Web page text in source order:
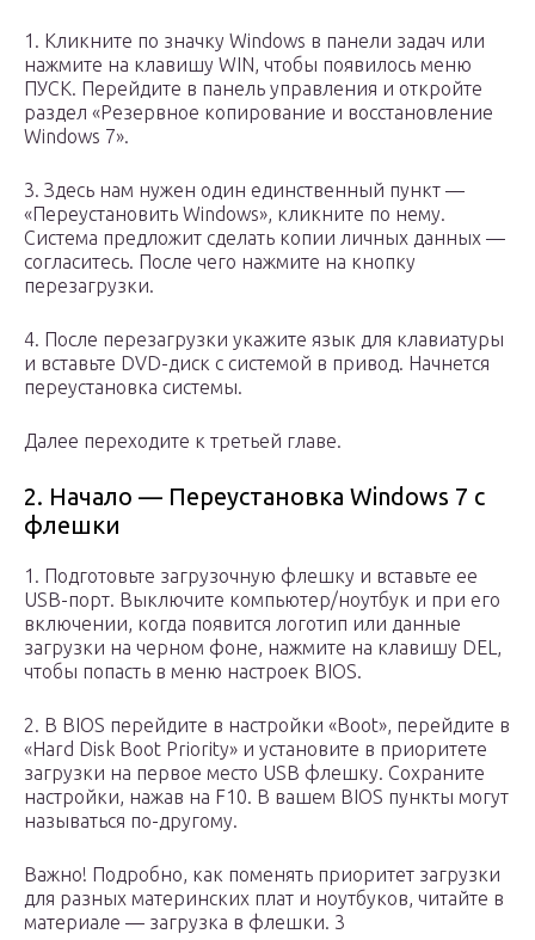
1. Кликните по значку Windows в панели задач или
нажмите на клавишу WIN, чтобы появилось меню
ПУСК. Перейдите в панель управления и откройте
раздел «Резервное копирование и восстановление
Windows 7».
3. Здесь нам нужен один единственный пункт —
«Переустановить Windows», кликните по нему.
Система предложит сделать копии личных данных —
согласитесь. После чего нажмите на кнопку
перезагрузки.
4. После перезагрузки укажите язык для клавиатуры
и вставьте DVD-диск с системой в привод. Начнется
переустановка системы.
Далее переходите к третьей главе.
2. Начало — Переустановка Windows 7 с
флешки
1. Подготовьте загрузочную флешку и вставьте ее
USB-порт. Выключите компьютер/ноутбук и при его
включении, когда появится логотип или данные
загрузки на черном фоне, нажмите на клавишу DEL,
чтобы попасть в меню настроек BIOS.
2. В BIOS перейдите в настройки «Boot», перейдите в
«Hard Disk Boot Priority» и установите в приоритете
загрузки на первое место USB флешку. Сохраните
настройки, нажав на F10. В вашем BIOS пункты могут
называться по-другому.
Важно! Подробно, как поменять приоритет загрузки
для разных материнских плат и ноутбуков, читайте в
материале — загрузка в флешки. 3